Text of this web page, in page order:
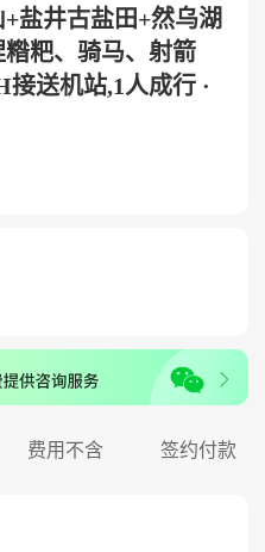
盐井古盐田+然乌湖
粑、骑马、射箭
送机站,1人成行 ·
费用不含 签约付款